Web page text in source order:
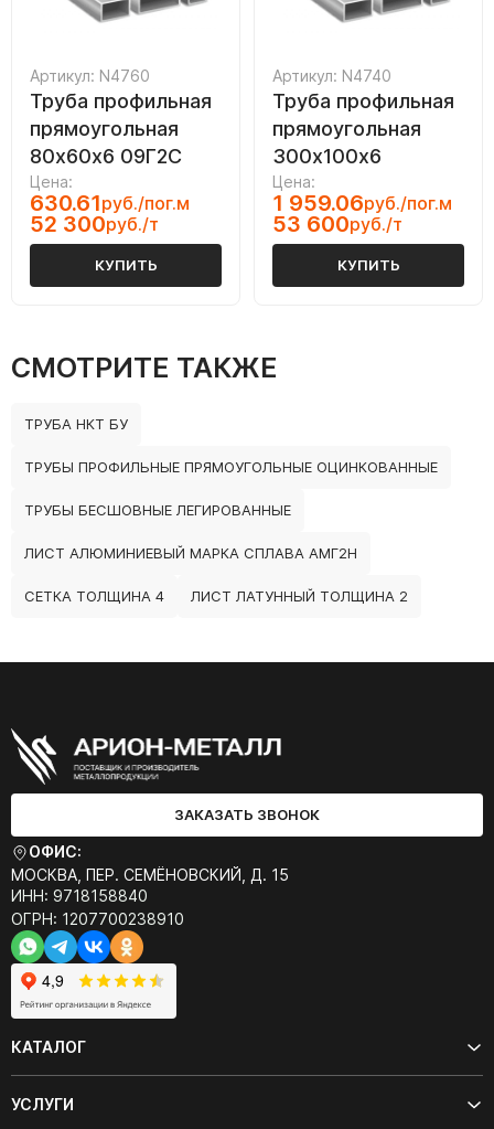
Артикул: N4760
Труба профильная
прямоугольная
80х60х6 09Г2С
Цена:
630.61руб./пог.м
52 300руб./т
КУПИТЬ
Артикул: N4740
Труба профильная
прямоугольная
300х100х6
Цена:
1 959.06руб./пог.м
53 600руб./т
КУПИТЬ
СМОТРИТЕ ТАКЖЕ
ТРУБА НКТ БУ
ТРУБЫ ПРОФИЛЬНЫЕ ПРЯМОУГОЛЬНЫЕ ОЦИНКОВАННЫЕ
ТРУБЫ БЕСШОВНЫЕ ЛЕГИРОВАННЫЕ
ЛИСТ АЛЮМИНИЕВЫЙ МАРКА СПЛАВА АМГ2Н
СЕТКА ТОЛЩИНА 4 ЛИСТ ЛАТУННЫЙ ТОЛЩИНА 2
ЗАКАЗАТЬ ЗВОНОК
ОФИС:
МОСКВА, ПЕР. СЕМЁНОВСКИЙ, Д. 15
ИНН: 9718158840
ОГРН: 1207700238910
КАТАЛОГ
УСЛУГИ